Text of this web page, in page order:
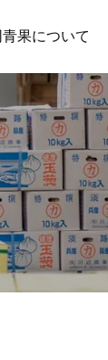
果について